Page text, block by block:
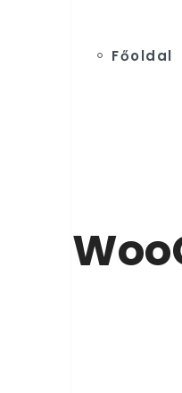
Főoldal